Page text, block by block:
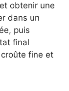
obtenir une
dans un
puis
final
fine et